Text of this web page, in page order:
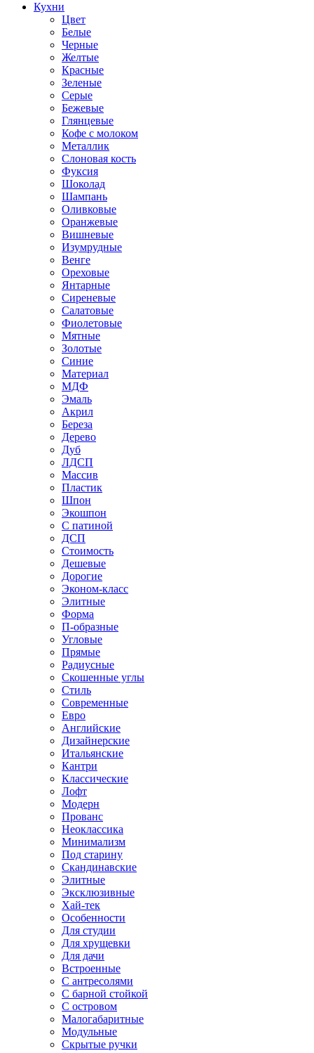
Кухни
Цвет
Белые
Черные
Желтые
Красные
Зеленые
Серые
Бежевые
Глянцевые
Кофе с молоком
Металлик
Слоновая кость
Фуксия
Шоколад
Шампань
Оливковые
Оранжевые
Вишневые
Изумрудные
Венге
Ореховые
Янтарные
Сиреневые
Салатовые
Фиолетовые
Мятные
Золотые
Синие
Материал
МДФ
Эмаль
Акрил
Береза
Дерево
Дуб
ЛДСП
Массив
Пластик
Шпон
Экошпон
С патиной
ДСП
Стоимость
Дешевые
Дорогие
Эконом-класс
Элитные
Форма
П-образные
Угловые
Прямые
Радиусные
Скошенные углы
Стиль
Современные
Евро
Английские
Дизайнерские
Итальянские
Кантри
Классические
Лофт
Модерн
Прованс
Неоклассика
Минимализм
Под старину
Скандинавские
Элитные
Эксклюзивные
Хай-тек
Особенности
Для студии
Для хрущевки
Для дачи
Встроенные
С антресолями
С барной стойкой
С островом
Малогабаритные
Модульные
Скрытые ручки